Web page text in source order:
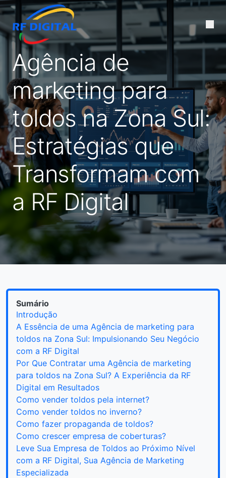
Agência de
marketing para
toldos na Zona Sul:
Estratégias que
Transformam com
a RF Digital
Sumário
Introdução
A Essência de uma Agência de marketing para
toldos na Zona Sul: Impulsionando Seu Negócio
com a RF Digital
Por Que Contratar uma Agência de marketing
para toldos na Zona Sul? A Experiência da RF
Digital em Resultados
Como vender toldos pela internet?
Como vender toldos no inverno?
Como fazer propaganda de toldos?
Como crescer empresa de coberturas?
Leve Sua Empresa de Toldos ao Próximo Nível
com a RF Digital, Sua Agência de Marketing
Especializada